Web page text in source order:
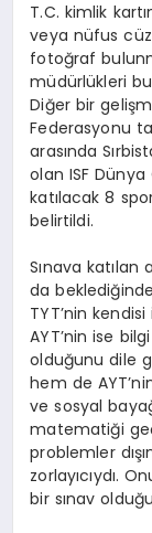
T.C. kimlik
veya nüfus
fotoğraf
müdürlükleri
Diğer bir
Federasyonu
arasında
olan ISF Dünya
katılacak 8
belirtildi.
Sınava
da
TYT’nin
AYT’nin ise
olduğunu dile
hem de
ve sosyal
matematiği
problemler
zorlayıcıydı.
bir sınav